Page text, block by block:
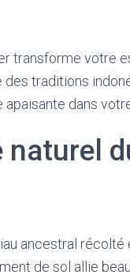
transforme votre
des traditions
dans
naturel
ancestral
de sol allie